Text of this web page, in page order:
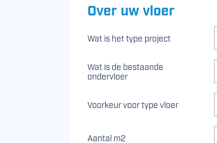
Over uw vloer
Wat is het type project
Wat is de bestaande
ondervloer
Voorkeur voor type vloer
Aantal m2